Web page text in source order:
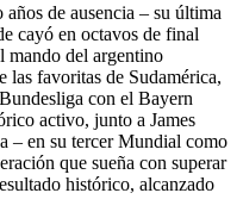
de ausencia – su última
cayó en octavos de final
mando del argentino
favoritas de Sudamérica,
con el Bayern
activo, junto a James
– en su tercer Mundial como
que sueña con superar
histórico, alcanzado